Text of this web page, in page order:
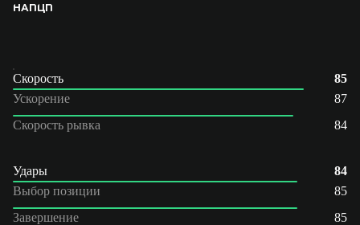
НАПЦП
Скорость
85
Ускорение
87
Скорость рывка
84
Удары
84
Выбор позиции
85
Завершение
85